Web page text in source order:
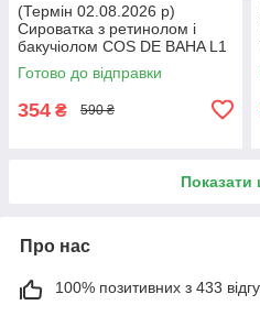
(Термін 02.08.2026 р)
Сироватка з ретинолом і
бакучіолом COS DE BAHA L1
Level 1 Bakuchiol Retinol
Serum 30 мл
Готово до відправки
354 ₴ 590 ₴
Показати
Про нас
100% позитивних з 433